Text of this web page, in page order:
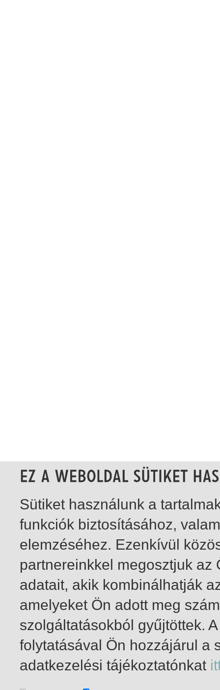
1-1 / insgesamt 1 Treffer
Sütiket használunk a
funkciók biztosításához,
elemzéséhez. Ezenkívül
partnereinkkel megosztjuk
adatait, akik kombinálhatják
amelyeket Ön adott meg
szolgáltatásokból gyűjtöttek.
folytatásával Ön hozzájárul a
adatkezelési tájékoztatónkat